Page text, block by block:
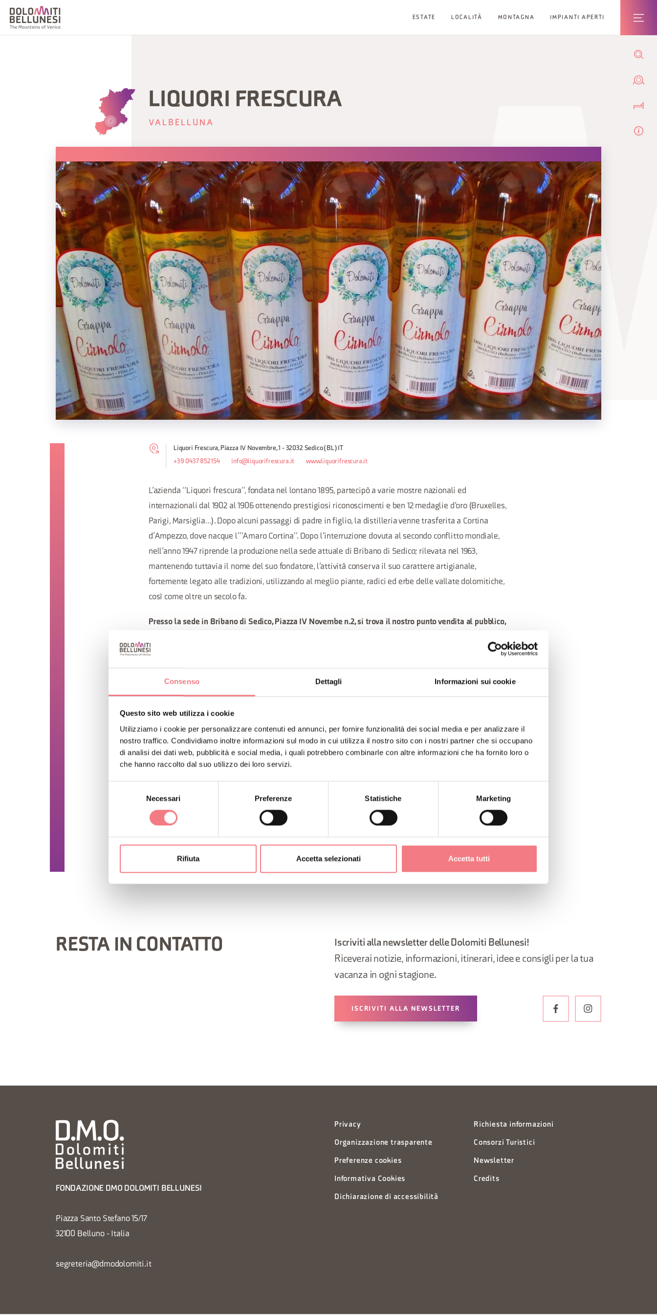
Consenso Dettagli Informazioni sui cookie
Questo sito web utilizza i cookie
Utilizziamo i cookie per personalizzare contenuti ed annunci, per fornire funzionalità dei social media e per analizzare il
nostro traffico. Condividiamo inoltre informazioni sul modo in cui utilizza il nostro sito con i nostri partner che si occupano
di analisi dei dati web, pubblicità e social media, i quali potrebbero combinarle con altre informazioni che ha fornito loro o
che hanno raccolto dal suo utilizzo dei loro servizi.
Necessari Preferenze Statistiche Marketing
Rifiuta Accetta selezionati Accetta tutti
ESTATE LOCALITÀ MONTAGNA IMPIANTI APERTI
LIQUORI FRESCURA
VALBELLUNA
Liquori Frescura, Piazza IV Novembre, 1 - 32032 Sedico (BL) IT
+39 0437 852154 info@liquorifrescura.it www.liquorifrescura.it
L’azienda “Liquori frescura”, fondata nel lontano 1895, partecipò a varie mostre nazionali ed
internazionali dal 1902 al 1906 ottenendo prestigiosi riconoscimenti e ben 12 medaglie d’oro (Bruxelles,
Parigi, Marsiglia…). Dopo alcuni passaggi di padre in figlio, la distilleria venne trasferita a Cortina
d’Ampezzo, dove nacque l’”Amaro Cortina”. Dopo l’interruzione dovuta al secondo conflitto mondiale,
nell’anno 1947 riprende la produzione nella sede attuale di Bribano di Sedico; rilevata nel 1963,
mantenendo tuttavia il nome del suo fondatore, l’attività conserva il suo carattere artigianale,
fortemente legato alle tradizioni, utilizzando al meglio piante, radici ed erbe delle vallate dolomitiche,
così come oltre un secolo fa.
Presso la sede in Bribano di Sedico, Piazza IV Novembe n.2, si trova il nostro punto vendita al pubblico,
specialità.
INFORMAZIONI SUGLI ORARI
Lunedì 08:30 - 12:30 14:30 - 19:00
Martedì 08:30 - 12:30 14:30 - 19:00
Mercoledì 08:30 - 12:30 14:30 - 19:00
Giovedì 08:30 - 12:3014:30 - 19:00
Sabato 08:30 - 12:30 14:30 - 19:00
Domenica Chiuso
RICHIEDI INFORMAZIONI
RESTA IN CONTATTO
Iscriviti alla newsletter delle Dolomiti Bellunesi!
Riceverai notizie, informazioni, itinerari, idee e consigli per la tua
vacanza in ogni stagione.
ISCRIVITI ALLA NEWSLETTER
FONDAZIONE DMO DOLOMITI BELLUNESI
Piazza Santo Stefano 15/17
32100 Belluno - Italia
segreteria@dmodolomiti.it
Privacy
Organizzazione trasparente
Preferenze cookies
Informativa Cookies
Dichiarazione di accessibilità
Richiesta informazioni
Consorzi Turistici
Newsletter
Credits